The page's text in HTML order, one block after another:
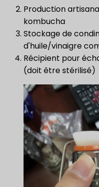
Production
kombucha
Stockage de
d'huile/vinaigre
Récipient pour
(doit être stérilisé)